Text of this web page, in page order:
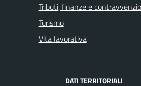
Tributi, finanze e
Turismo
Vita lavorativa
DATI TERRITORIALI